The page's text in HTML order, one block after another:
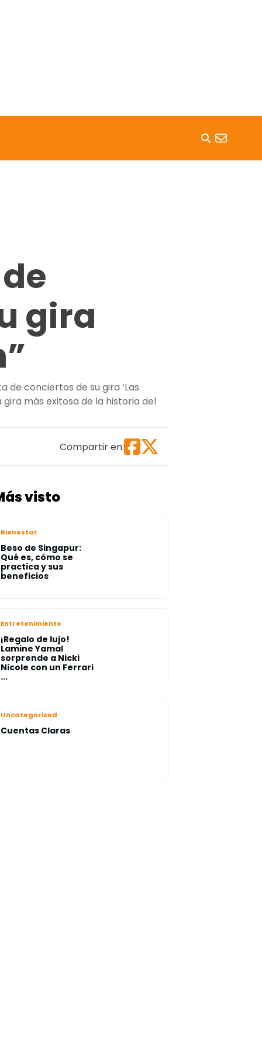
gira
conciertos de su gira ‘Las
más exitosa de la historia del
Compartir en:
visto
Bienestar
Beso de Singapur:
Qué es, cómo se
practica y sus
beneficios
Entretenimiento
¡Regalo de lujo!
Lamine Yamal
sorprende a Nicki
Nicole con un Ferrari
...
Uncategorized
Cuentas Claras